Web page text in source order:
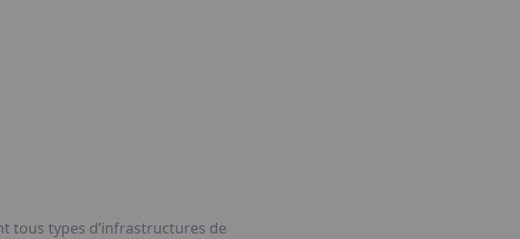
tous types d’infrastructures de